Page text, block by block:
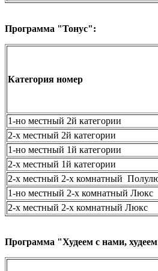
Программа "Тонус":
Категория номер
1-но местный 2й категории
2-х местный 2й категории
1-но местный 1й категории
2-х местный 1й категории
2-х местный 2-х комнатный
1-но местный 2-х комнатный Люкс
2-х местный 2-х комнатный Люкс
Программа "Худеем с нами,